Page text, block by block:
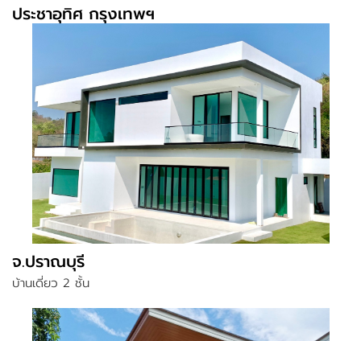
ประชาอุทิศ กรุงเทพฯ
จ.ปราณบุรี
บ้านเดี่ยว 2 ชั้น